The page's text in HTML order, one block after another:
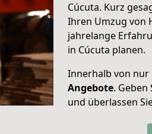
Cúcuta. Kurz
Ihren Umzug von
jahrelange
in Cúcuta planen.
Innerhalb von nur
Angebote.
und überlassen